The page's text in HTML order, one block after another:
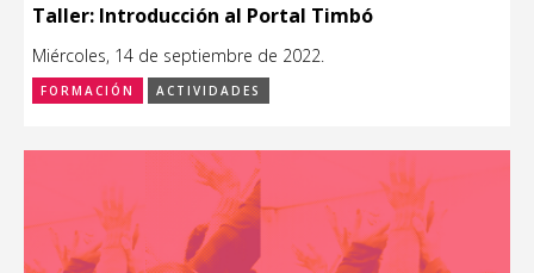
Taller: Introducción al Portal Timbó
Miércoles, 14 de septiembre de 2022.
FORMACIÓN ACTIVIDADES